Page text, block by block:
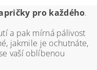
pro každého.
a pak mírná pálivost
jakmile je ochutnáte,
vaší oblíbenou